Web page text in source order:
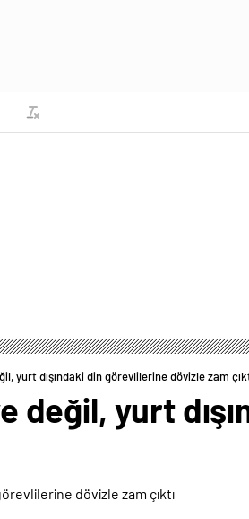
yurt dışındaki din görevlilerine dövizle zam
değil, yurt